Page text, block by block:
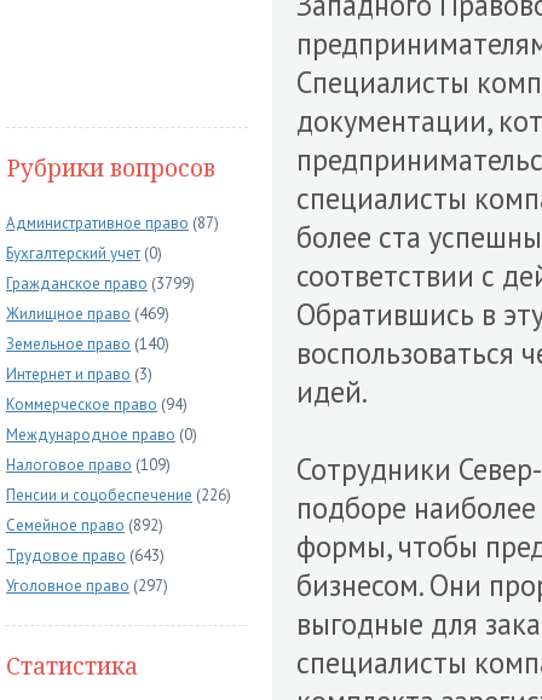
Рубрики вопросов
Административное право (87)
Бухгалтерский учет (0)
Гражданское право (3799)
Жилищное право (469)
Земельное право (140)
Интернет и право (3)
Коммерческое право (94)
Международное право (0)
Налоговое право (109)
Пенсии и соцобеспечение (226)
Семейное право (892)
Трудовое право (643)
Уголовное право (297)
Статистика
Специалисты
документации,
специалисты
более ста
соответствии с
Обратившись в
воспользоваться
идей.
Сотрудники
подборе
формы, чтобы
бизнесом. Они
выгодные для
специалисты